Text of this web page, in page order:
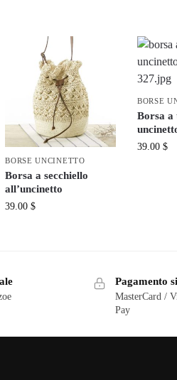
BORSE UNCINETTO
Borsa a secchiello
all’uncinetto
39.00$
BORSE
Borsa a
39.00 $
Pagamento
MasterCard /
Pay